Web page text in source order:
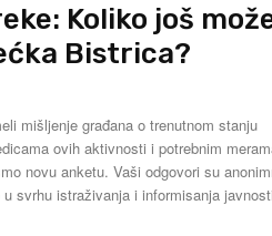
Koliko još
Bistrica?
mišljenje građana o trenutnom stanju
ovih aktivnosti i potrebnim
Vaši odgovori su anonimni i
svrhu istraživanja i informisanja